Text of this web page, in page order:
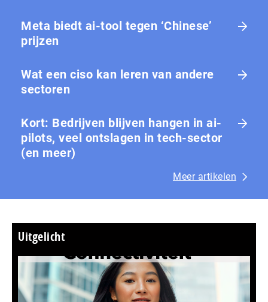
Meta biedt ai-tool tegen ‘Chinese’
prijzen
Wat een ciso kan leren van andere
sectoren
Kort: Bedrijven blijven hangen in ai-
pilots, veel ontslagen in tech-sector
(en meer)
Meer artikelen
Uitgelicht